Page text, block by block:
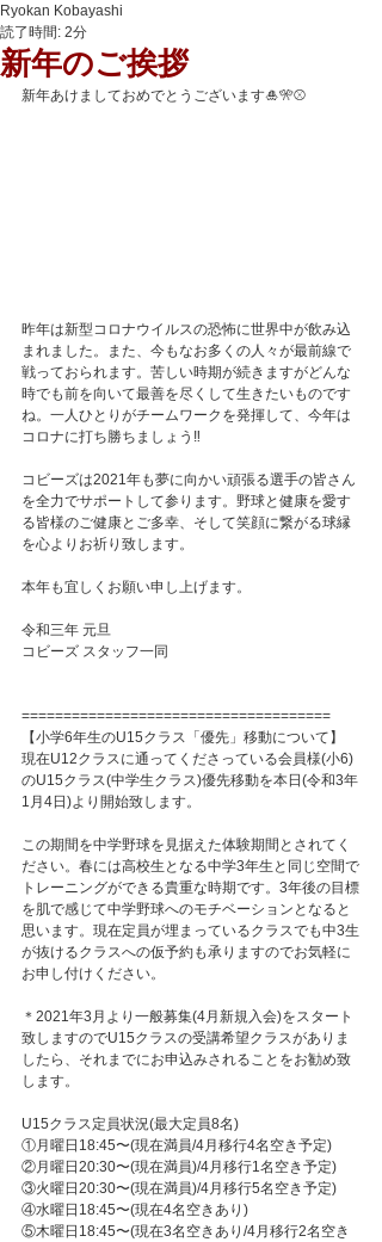
新年のご挨拶
Ryokan Kobayashi
読了時間: 2分
新年あけましておめでとうございます🎍🎌⚾️
昨年は新型コロナウイルスの恐怖に世界中が飲み込
まれました。また、今もなお多くの人々が最前線で
戦っておられます。苦しい時期が続きますがどんな
時でも前を向いて最善を尽くして生きたいものです
ね。一人ひとりがチームワークを発揮して、今年は
コロナに打ち勝ちましょう‼️
コビーズは2021年も夢に向かい頑張る選手の皆さん
を全力でサポートして参ります。野球と健康を愛す
る皆様のご健康とご多幸、そして笑顔に繋がる球縁
を心よりお祈り致します。
本年も宜しくお願い申し上げます。
令和三年 元旦
コビーズ スタッフ一同
=====================================
【小学6年生のU15クラス「優先」移動について】
現在U12クラスに通ってくださっている会員様(小6)
のU15クラス(中学生クラス)優先移動を本日(令和3年
1月4日)より開始致します。
この期間を中学野球を見据えた体験期間とされてく
ださい。春には高校生となる中学3年生と同じ空間で
トレーニングができる貴重な時期です。3年後の目標
を肌で感じて中学野球へのモチベーションとなると
思います。現在定員が埋まっているクラスでも中3生
が抜けるクラスへの仮予約も承りますのでお気軽に
お申し付けください。
＊2021年3月より一般募集(4月新規入会)をスタート
致しますのでU15クラスの受講希望クラスがありま
したら、それまでにお申込みされることをお勧め致
します。
U15クラス定員状況(最大定員8名)
①月曜日18:45〜(現在満員/4月移行4名空き予定)
②月曜日20:30〜(現在満員)/4月移行1名空き予定)
③火曜日20:30〜(現在満員)/4月移行5名空き予定)
④水曜日18:45〜(現在4名空きあり)
⑤木曜日18:45〜(現在3名空きあり/4月移行2名空き